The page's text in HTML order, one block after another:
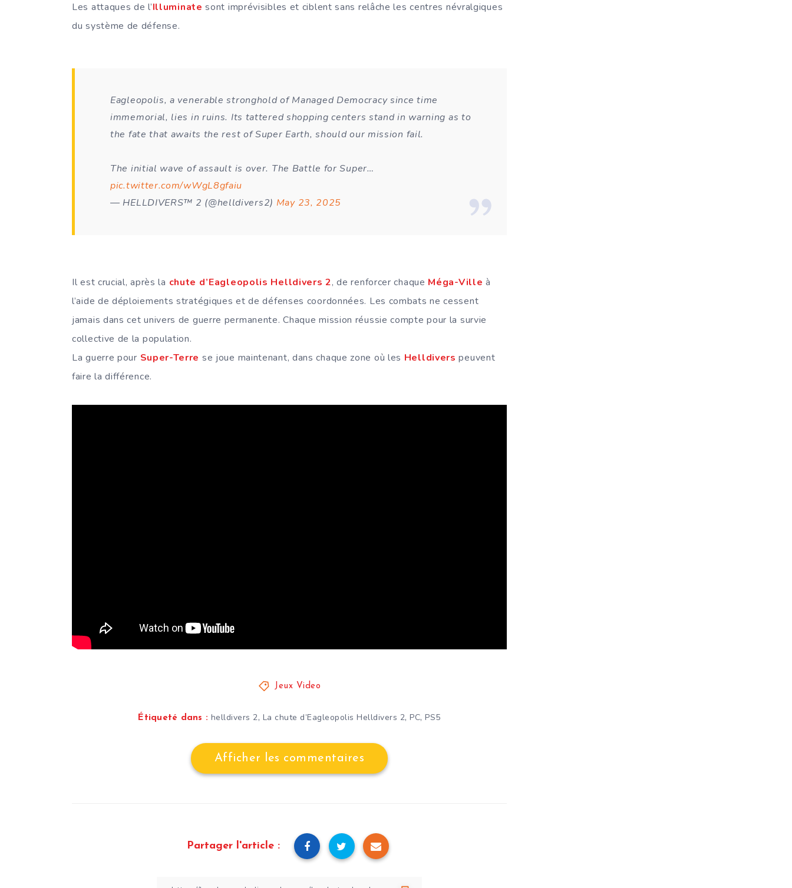
Les attaques de l’Illuminate sont imprévisibles et ciblent sans relâche les centres névralgiques
du système de défense.
Eagleopolis, a venerable stronghold of Managed Democracy since time
immemorial, lies in ruins. Its tattered shopping centers stand in warning as to
the fate that awaits the rest of Super Earth, should our mission fail.
The initial wave of assault is over. The Battle for Super…
pic.twitter.com/wWgL8gfaiu
— HELLDIVERS™ 2 (@helldivers2) May 23, 2025
Il est crucial, après la chute d’Eagleopolis Helldivers 2, de renforcer chaque Méga-Ville à
l’aide de déploiements stratégiques et de défenses coordonnées. Les combats ne cessent
jamais dans cet univers de guerre permanente. Chaque mission réussie compte pour la survie
collective de la population.
La guerre pour Super-Terre se joue maintenant, dans chaque zone où les Helldivers peuvent
faire la différence.
Jeux Video
Étiqueté dans : helldivers 2, La chute d’Eagleopolis Helldivers 2,PC,PS5
Afficher les commentaires
Partager l'article :